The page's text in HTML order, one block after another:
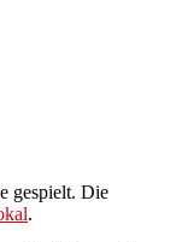
gespielt. Die
.